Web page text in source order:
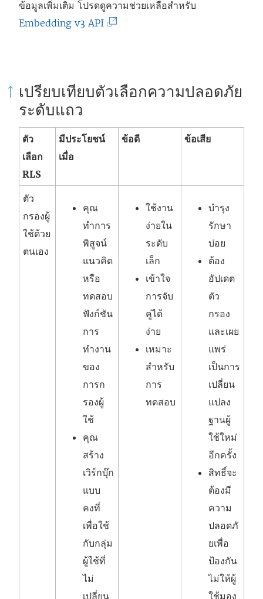
ข้อมูลเพิ่มเติม โปรดดูความช่วยเหลือสำหรับ
Embedding v3 API(
จ
เ
ปิ
เปรียบเทียบตัวเลือกความปลอดภัย
ระดับแถว
ตัว
เลือก
RLS
มีประโยชน์
เมื่อ
ข้อดี ข้อเสีย
ตัว
กรองผู้
ใช้ด้วย
ตนเอง
คุณ
ทำการ
พิสูจน์
แนวคิด
หรือ
ทดสอบ
ฟังก์ชัน
การ
ทำงาน
ของ
การก
รองผู้
ใช้
คุณ
สร้าง
เวิร์กบุ๊ก
แบบ
คงที่
เพื่อใช้
กับกลุ่ม
ผู้ใช้ที่
ไม่
เปลี่ยน
ใช้งาน
ง่ายใน
ระดับ
เล็ก
เข้าใจ
การจับ
คู่ได้
ง่าย
เหมาะ
สำหรับ
การ
ทดสอบ
บำรุง
รักษา
บ่อย
ต้อง
อัปเดต
ตัว
กรอง
และเผย
แพร่
เป็นการ
เปลี่ยน
แปลง
ฐานผู้
ใช้ใหม่
อีกครั้ง
สิทธิ์จะ
ต้องมี
ความ
ปลอดภั
ยเพื่อ
ป้องกัน
ไม่ให้ผู้
ใช้มอง